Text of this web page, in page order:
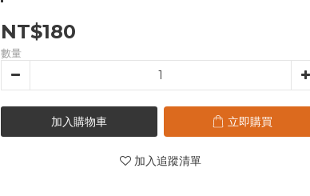
NT$180
數量
加入購物車 立即購買
加入追蹤清單